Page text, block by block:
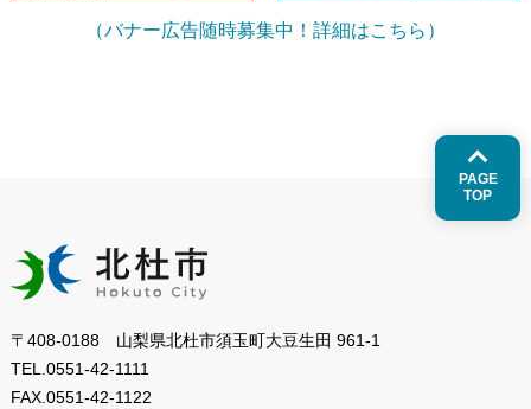
（バナー広告随時募集中！詳細はこちら）
PAGE
TOP
〒408-0188 山梨県北杜市須玉町大豆生田 961-1
TEL. 0551-42-1111
FAX. 0551-42-1122